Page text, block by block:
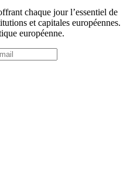
chaque jour l’essentiel de
et capitales européennes.
européenne.